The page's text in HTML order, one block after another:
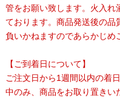
管をお願い致します。火入れ
ております。商品発送後の品
負いかねますのであらかじめ
【ご到着日について】
ご注文日から1週間以内の着
中のみ、商品をお取り置きい